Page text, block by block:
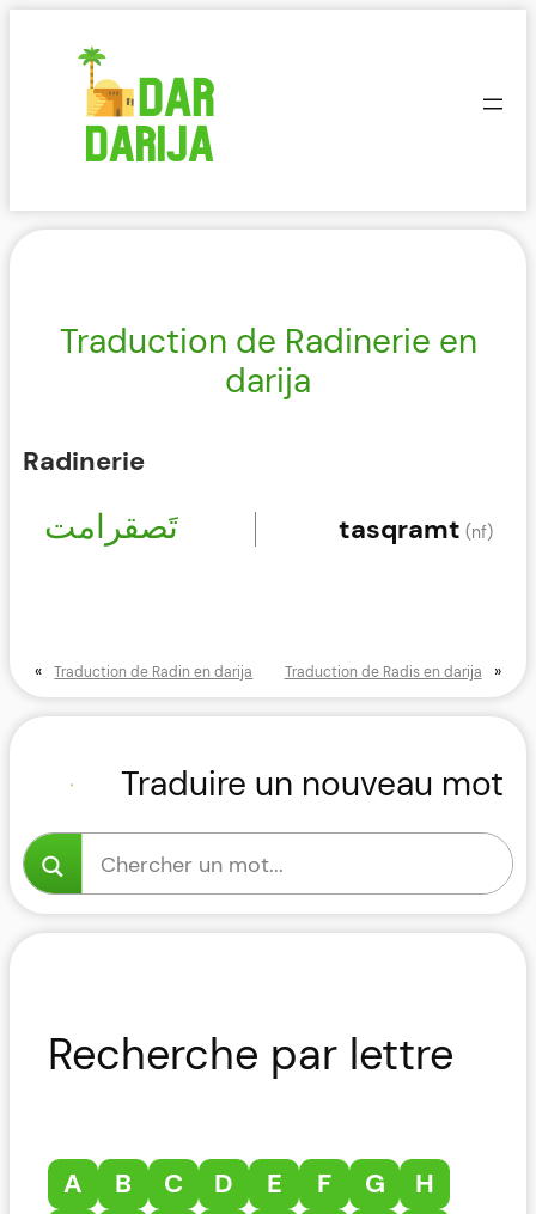
Traduction de Radinerie en
darija
Radinerie
تَصقرامت tasqramt (nf)
« Traduction de Radin en darija Traduction de Radis en darija »
Traduire un nouveau mot
Recherche par lettre
A B C D E F G
H